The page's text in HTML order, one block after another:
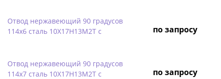
Отвод нержавеющий 90 градусов
114х6 сталь 10Х17Н13М2Т с
по запросу
Отвод нержавеющий 90 градусов
114х7 сталь 10Х17Н13М2Т с
по запросу